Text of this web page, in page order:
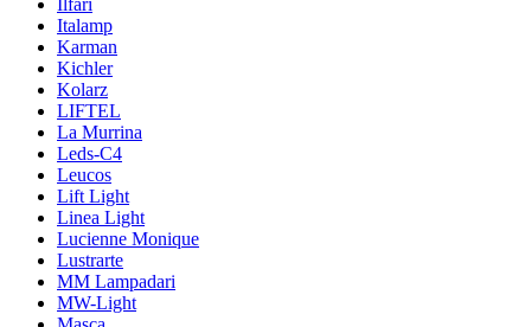
Ilfari
Italamp
Karman
Kichler
Kolarz
LIFTEL
La Murrina
Leds-C4
Leucos
Lift Light
Linea Light
Lucienne Monique
Lustrarte
MM Lampadari
MW-Light